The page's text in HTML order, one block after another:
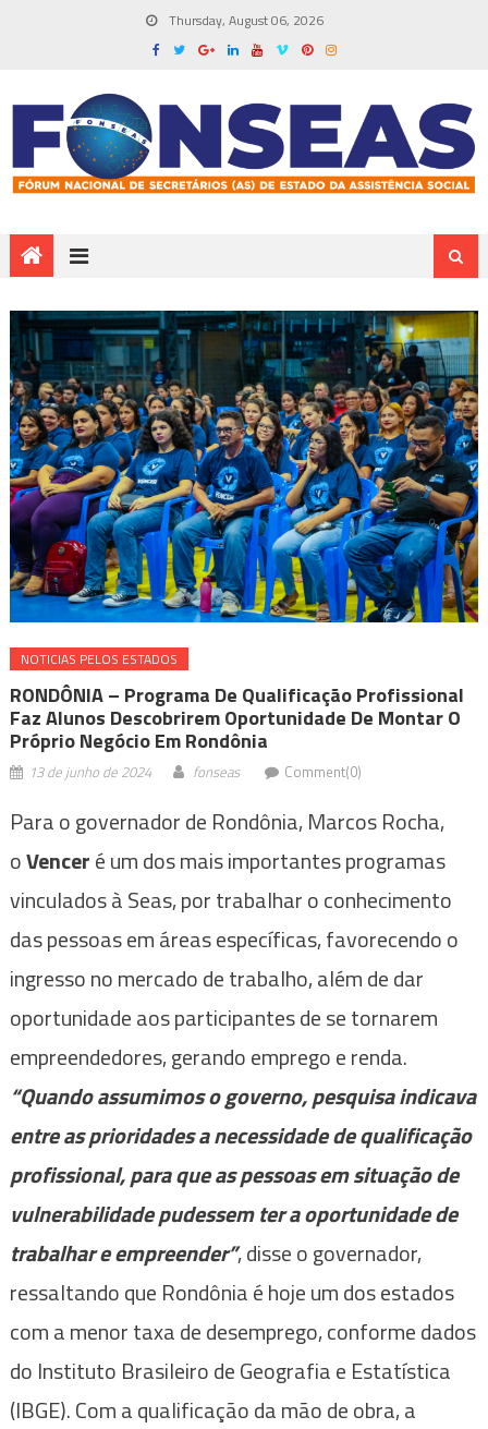
Thursday, August 06, 2026
NOTICIAS PELOS ESTADOS
RONDÔNIA – Programa De Qualificação Profissional
Faz Alunos Descobrirem Oportunidade De Montar O
Próprio Negócio Em Rondônia
13 de junho de 2024 fonseas Comment(0)
Para o governador de Rondônia, Marcos Rocha,
oVenceré um dos mais importantes programas
vinculados à Seas, por trabalhar o conhecimento
das pessoas em áreas específicas, favorecendo o
ingresso no mercado de trabalho, além de dar
oportunidade aos participantes de se tornarem
empreendedores, gerando emprego e renda.
“Quando assumimos o governo, pesquisa indicava
entre as prioridades a necessidade de qualificação
profissional, para que as pessoas em situação de
vulnerabilidade pudessem ter a oportunidade de
trabalhar e empreender”, disse o governador,
ressaltando que Rondônia é hoje um dos estados
com a menor taxa de desemprego, conforme dados
do Instituto Brasileiro de Geografia e Estatística
(IBGE). Com a qualificação da mão de obra, a